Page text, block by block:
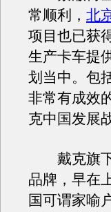
常顺利， 北
项目也已获
生产卡车提
划当中。包
非常有成效
克中国发展
戴克旗下
品牌，早在
国可谓家喻